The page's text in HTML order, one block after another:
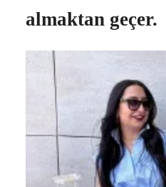
almaktan geçer.